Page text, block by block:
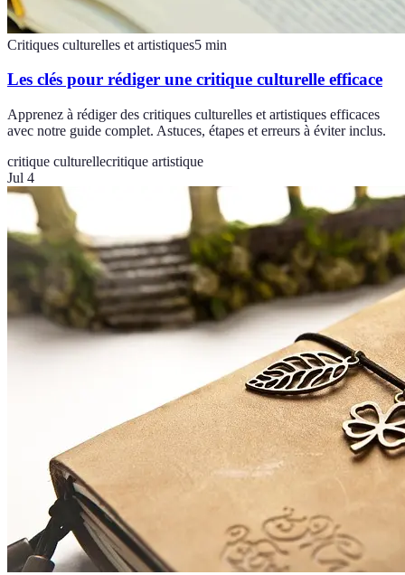
Critiques culturelles et artistiques5 min
Les clés pour rédiger une critique culturelle efficace
Apprenez à rédiger des critiques culturelles et artistiques efficaces
avec notre guide complet. Astuces, étapes et erreurs à éviter inclus.
critique culturellecritique artistique
Jul 4